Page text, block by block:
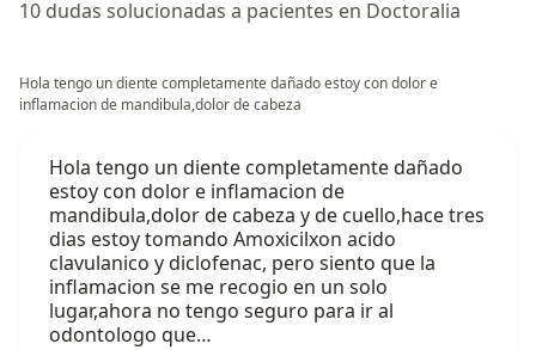
10 dudas solucionadas a pacientes en Doctoralia
Hola tengo un diente completamente dañado estoy con dolor e
inflamacion de mandibula,dolor de cabeza
Hola tengo un diente completamente dañado
estoy con dolor e inflamacion de
mandibula,dolor de cabeza y de cuello,hace tres
dias estoy tomando Amoxicilxon acido
clavulanico y diclofenac, pero siento que la
inflamacion se me recogio en un solo
lugar,ahora no tengo seguro para ir al
odontologo que…